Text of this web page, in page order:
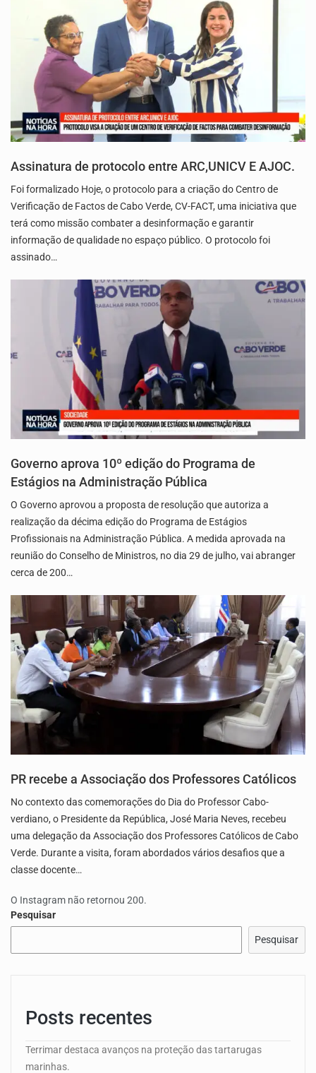
Assinatura de protocolo entre ARC,UNICV E AJOC.
Foi formalizado Hoje, o protocolo para a criação do Centro de
Verificação de Factos de Cabo Verde, CV-FACT, uma iniciativa que
terá como missão combater a desinformação e garantir
informação de qualidade no espaço público. O protocolo foi
assinado…
Governo aprova 10º edição do Programa de
Estágios na Administração Pública
O Governo aprovou a proposta de resolução que autoriza a
realização da décima edição do Programa de Estágios
Profissionais na Administração Pública. A medida aprovada na
reunião do Conselho de Ministros, no dia 29 de julho, vai abranger
cerca de 200…
PR recebe a Associação dos Professores Católicos
No contexto das comemorações do Dia do Professor Cabo-
verdiano, o Presidente da República, José Maria Neves, recebeu
uma delegação da Associação dos Professores Católicos de Cabo
Verde. Durante a visita, foram abordados vários desafios que a
classe docente…
O Instagram não retornou 200.
Pesquisar
Pesquisar
Posts recentes
Terrimar destaca avanços na proteção das tartarugas
marinhas.